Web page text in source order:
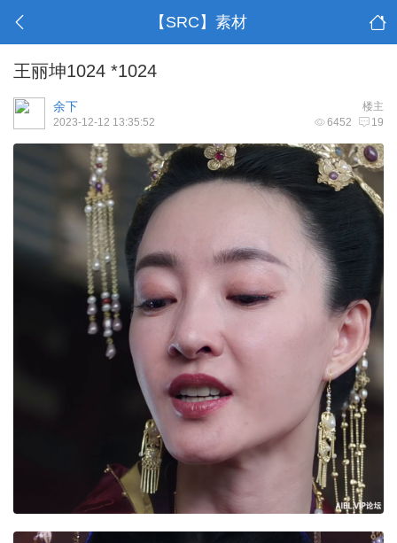
【SRC】素材
王丽坤1024 *1024
楼主
余下
6452 19
2023-12-12 13:35:52